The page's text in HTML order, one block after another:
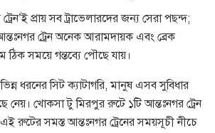
প্রায় সব ট্রাভেলারদের জন্য সেরা পছন্দ;
ট্রেন অনেক আরামদায়ক এবং ব্রেক
সময়ে গন্তব্যে পৌছে যায়।
ধরনের সিট ক্যাটাগরি, মানুষ এসব সুবিধার
নেয়। খোকসা টু মিরপুর রুটে ১টি আন্তঃনগর ট্রেন
রুটের সমস্ত আন্তঃনগর ট্রেনের সময়সূচী নীচে